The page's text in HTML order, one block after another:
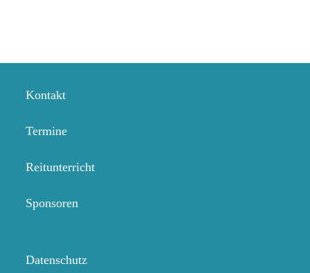
Kontakt
Termine
Reitunterricht
Sponsoren
Datenschutz